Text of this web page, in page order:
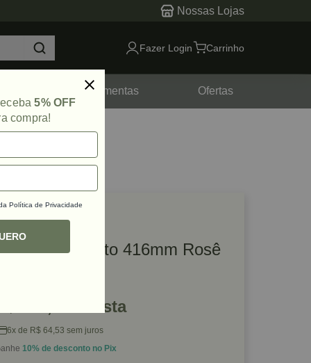
Nossas Lojas
Fazer Login Carrinho
Ferramentas Ofertas
52840
Sorento 416mm Rosê
387,21 à vista
6x de R$ 64,53 sem juros
10% de desconto no Pix
5% OFF
compra!
Política de Privacidade